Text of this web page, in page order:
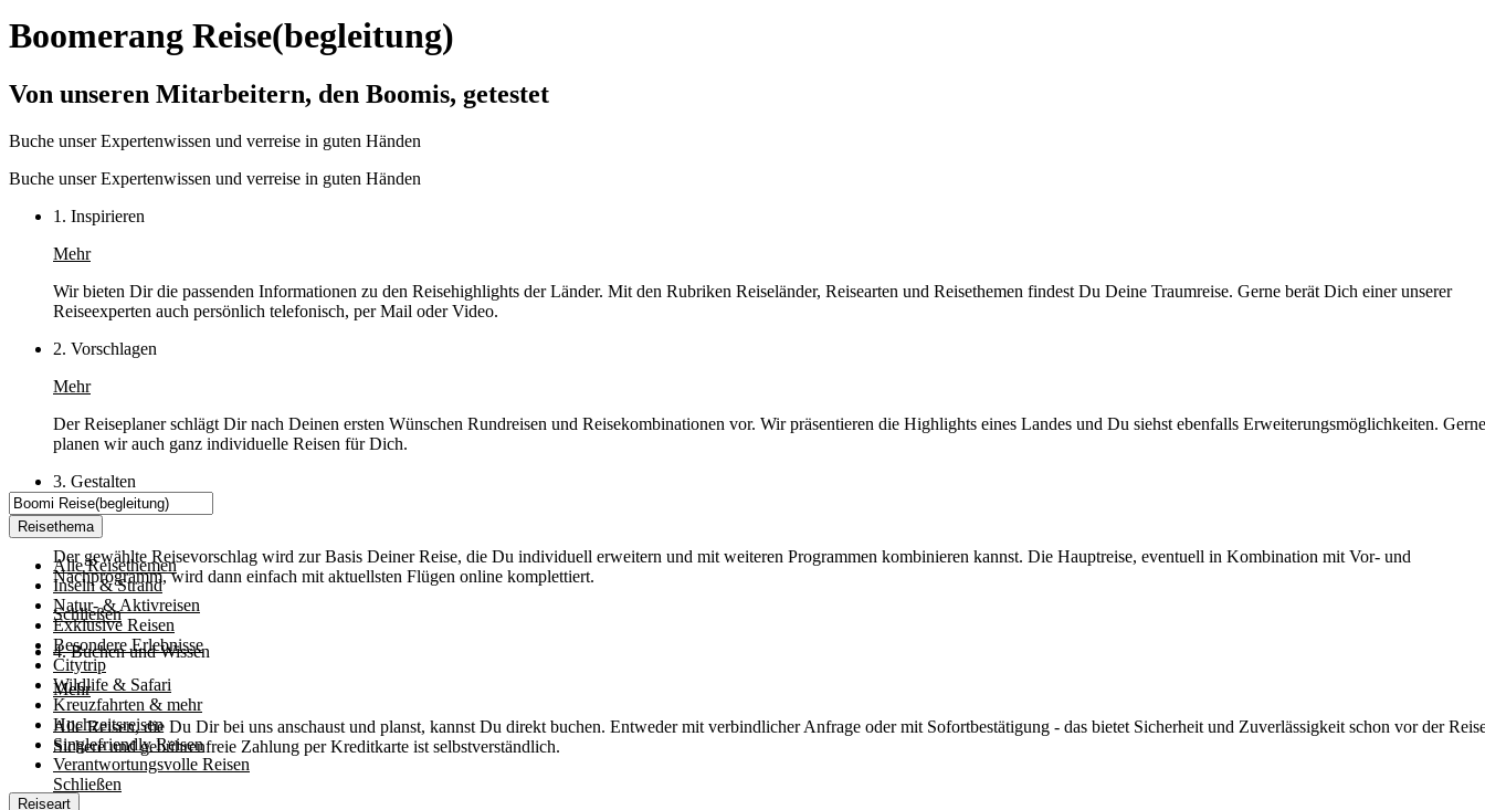
Boomerang Reise(begleitung)
Von unseren Mitarbeitern, den Boomis, getestet
Buche unser Expertenwissen und verreise in guten Händen
Buche unser Expertenwissen und verreise in guten Händen
1. Inspirieren
Mehr
Wir bieten Dir die passenden Informationen zu den Reisehighlights der Länder. Mit den Rubriken Reiseländer, Reisearten und Reisethemen findest Du Deine Traumreise. Gerne berät Dich einer unserer
Reiseexperten auch persönlich telefonisch, per Mail oder Video.
2. Vorschlagen
Mehr
Der Reiseplaner schlägt Dir nach Deinen ersten Wünschen Rundreisen und Reisekombinationen vor. Wir präsentieren die Highlights eines Landes und Du siehst ebenfalls Erweiterungsmöglichkeiten. Gerne
planen wir auch ganz individuelle Reisen für Dich.
3. Gestalten
Mehr
Der gewählte Reisevorschlag wird zur Basis Deiner Reise, die Du individuell erweitern und mit weiteren Programmen kombinieren kannst. Die Hauptreise, eventuell in Kombination mit Vor- und
Nachprogramm, wird dann einfach mit aktuellsten Flügen online komplettiert.
Schließen
4. Buchen und Wissen
Mehr
Alle Reisen, die Du Dir bei uns anschaust und planst, kannst Du direkt buchen. Entweder mit verbindlicher Anfrage oder mit Sofortbestätigung - das bietet Sicherheit und Zuverlässigkeit schon vor der
Sichere und gebührenfreie Zahlung per Kreditkarte ist selbstverständlich.
Schließen
Reisethema
Alle Reisethemen
Inseln & Strand
Natur- & Aktivreisen
Exklusive Reisen
Besondere Erlebnisse
Citytrip
Wildlife & Safari
Kreuzfahrten & mehr
Hochzeitsreisen
Singlefriendly Reisen
Verantwortungsvolle Reisen
Reiseart